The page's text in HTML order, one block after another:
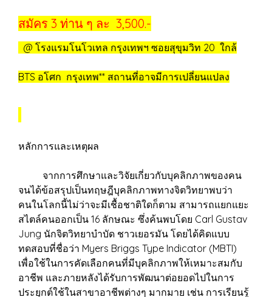
สมัคร 3 ท่าน ๆ ละ 3,500.-
@ โรงแรมโนโวเทล กรุงเทพฯ ซอยสุขุมวิท 20 ใกล้
BTS อโศก กรุงเทพ** สถานที่อาจมีการเปลี่ยนแปลง
หลักการและเหตุผล
จากการศึกษาและวิจัยเกี่ยวกับบุคลิกภาพของคน
จนได้ข้อสรุปเป็นทฤษฎีบุคลิกภาพทางจิตวิทยาพบว่า
คนในโลกนี้ไม่ว่าจะมีเชื้อชาติใดก็ตาม สามารถแยกแยะ
สไตล์คนออกเป็น 16 ลักษณะ ซึ่งค้นพบโดย Carl Gustav
Jung นักจิตวิทยาบำบัด ชาวเยอรมัน โดยได้คิดแบบ
ทดสอบที่ชื่อว่า Myers Briggs Type Indicator (MBTI)
เพื่อใช้ในการคัดเลือกคนที่มีบุคลิกภาพให้เหมาะสมกับ
อาชีพ และภายหลังได้รับการพัฒนาต่อยอดไปในการ
ประยุกต์ใช้ในสาขาอาชีพต่างๆ มากมาย เช่น การเรียนรู้